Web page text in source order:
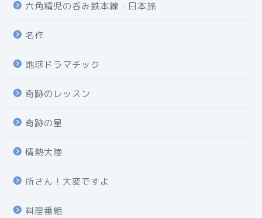
六角精児の呑み鉄本線・日本旅
名作
地球ドラマチック
奇跡のレッスン
奇跡の星
情熱大陸
所さん！大変ですよ
料理番組